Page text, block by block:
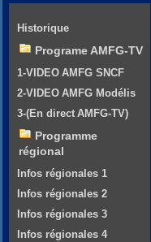
Historique
Programe AMFG-TV
1-VIDEO AMFG SNCF
2-VIDEO AMFG Modélis
3-(En direct AMFG-TV)
Programme
régional
Infos régionales 1
Infos régionales 2
Infos régionales 3
Infos régionales 4